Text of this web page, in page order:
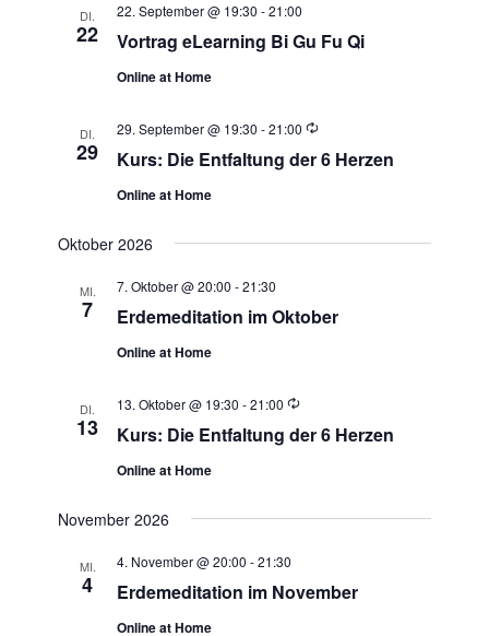
DI.
22 Vortrag eLearning Bi Gu Fu Qi
22. September @ 19:30 -21:00
Online at Home
DI.
29 Kurs: Die Entfaltung der 6 Herzen
29. September @ 19:30 -21:00 Wiederholung
Online at Home
Oktober 2026
MI.
7 Erdemeditation im Oktober
7. Oktober @ 20:00 -21:30
Online at Home
DI.
13 Kurs: Die Entfaltung der 6 Herzen
13. Oktober @ 19:30 -21:00 Wiederholung
Online at Home
November 2026
MI.
4 Erdemeditation im November
4. November @ 20:00 -21:30
Online at Home